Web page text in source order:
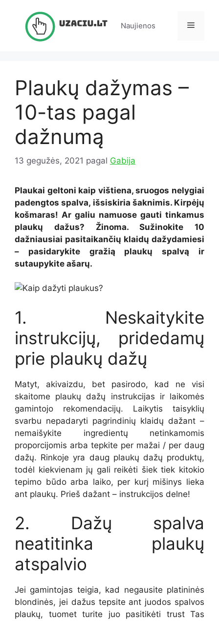
Naujienos Meniu
Plaukų dažymas –
10-tas pagal
dažnumą
13 gegužės, 2021 pagal Gabija
Plaukai geltoni kaip vištiena, sruogos nelygiai
padengtos spalva, išsiskiria šaknimis. Kirpėjų
košmaras! Ar galiu namuose gauti tinkamus
plaukų dažus? Žinoma. Sužinokite 10
dažniausiai pasitaikančių klaidų dažydamiesi
– pasidarykite gražią plaukų spalvą ir
sutaupykite ašarų.
1. Neskaitykite
instrukcijų, pridedamų
prie plaukų dažų
Matyt, akivaizdu, bet pasirodo, kad ne visi
skaitome plaukų dažų instrukcijas ir laikomės
gamintojo rekomendacijų. Laikytis taisyklių
svarbu nepadaryti pagrindinių klaidų dažant –
nemaišykite ingredientų netinkamomis
proporcijomis arba tepkite per mažai / per daug
dažų. Rinkoje yra daug plaukų dažų produktų,
todėl kiekvienam jų gali reikėti šiek tiek kitokio
tepimo būdo arba laiko, per kurį mišinys lieka
ant plaukų. Prieš dažant – instrukcijos delne!
2. Dažų spalva
neatitinka plaukų
atspalvio
Jei gamintojas teigia, kad negausite platininės
blondinės, jei dažus tepsite ant juodos spalvos
plaukų, tuomet turite juo pasitikėti trust Tas